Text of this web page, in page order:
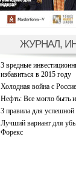
ЖУРНАЛ,
3 вредные
избавиться в 2015 году
Холодная война с
Нефть: Все могло быть
3 правила для
Лучший вариант для
Форекс